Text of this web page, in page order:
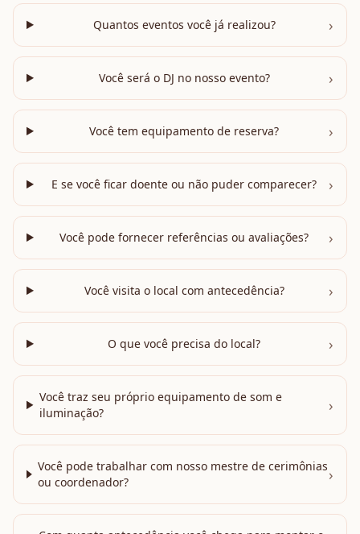
Quantos eventos você já realizou? ›
Você será o DJ no nosso evento? ›
Você tem equipamento de reserva? ›
E se você ficar doente ou não puder comparecer? ›
Você pode fornecer referências ou avaliações? ›
Você visita o local com antecedência? ›
O que você precisa do local? ›
Você traz seu próprio equipamento de som e
iluminação?
›
Você pode trabalhar com nosso mestre de cerimônias
ou coordenador?
›